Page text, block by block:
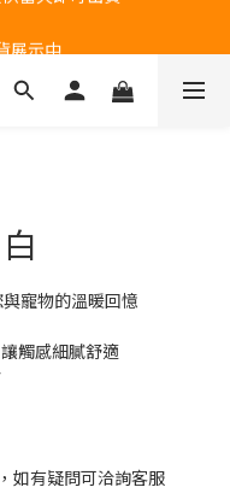
配配送」
示中
寵物的溫暖回憶
觸感細膩舒適
如有疑問可洽詢客服